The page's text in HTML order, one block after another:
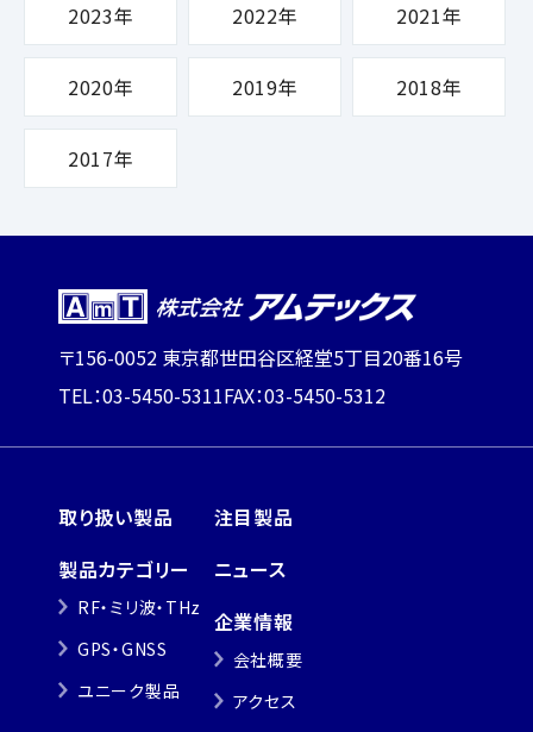
2023年 2022年 2021年
2020年 2019年 2018年
2017年
〒156-0052 東京都世田谷区経堂5丁目20番16号
TEL：03-5450-5311FAX：03-5450-5312
取り扱い製品
製品カテゴリー
RF・ミリ波・THz
GPS・GNSS
ユニーク製品
注目製品
ニュース
企業情報
会社概要
アクセス